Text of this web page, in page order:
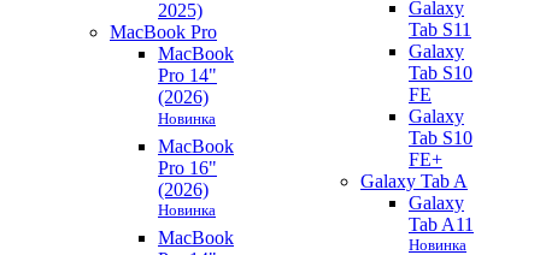
2025)
MacBook Pro
MacBook
Pro 14"
(2026)
Новинка
MacBook
Pro 16"
(2026)
Новинка
MacBook
Galaxy
Tab S11
Galaxy
Tab S10
FE
Galaxy
Tab S10
FE+
Galaxy Tab A
Galaxy
Tab A11
Новинка